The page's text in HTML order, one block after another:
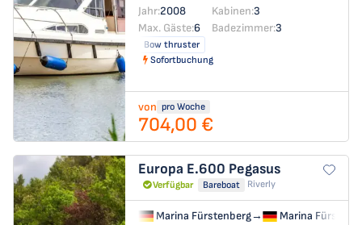
Jahr:2008 Kabinen:3
Max. Gäste:6 Badezimmer:3
Bow thruster
Sofortbuchung
von pro Woche
704,00 €
Europa E.600 Pegasus
Verfügbar Bareboat Riverly
Marina Fürstenberg→
Marina